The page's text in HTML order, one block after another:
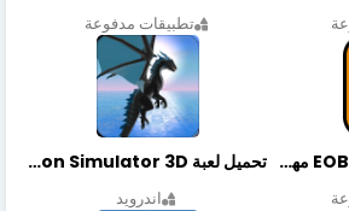
تطبيقات مدفوعة
تحميل تطبيق EOBD Facile مهكر أخر إصدار تحميل لعبة Dragon Simulator 3D مهكرة أخر إصدار
اندرويد